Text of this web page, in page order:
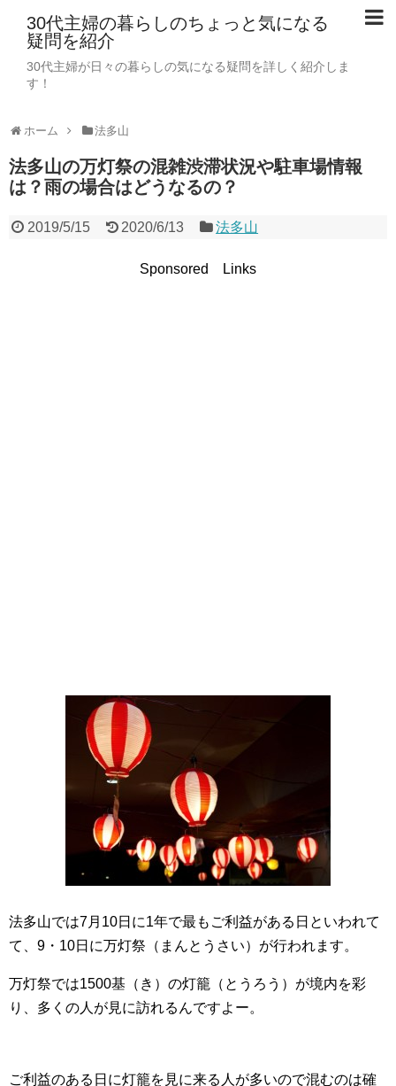
30代主婦の暮らしのちょっと気になる
疑問を紹介
30代主婦が日々の暮らしの気になる疑問を詳しく紹介しま
す！
ホーム 法多山
法多山の万灯祭の混雑渋滞状況や駐車場情報
は？雨の場合はどうなるの？
2019/5/15 2020/6/13 法多山
Sponsored Links
法多山では7月10日に1年で最もご利益がある日といわれて
て、9・10日に万灯祭（まんとうさい）が行われます。
万灯祭では1500基（き）の灯籠（とうろう）が境内を彩
り、多くの人が見に訪れるんですよー。
ご利益のある日に灯籠を見に来る人が多いので混むのは確